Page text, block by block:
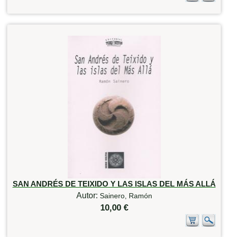
SAN ANDRÉS DE TEIXIDO Y LAS ISLAS DEL MÁS ALLÁ
Autor: Sainero, Ramón
10,00 €